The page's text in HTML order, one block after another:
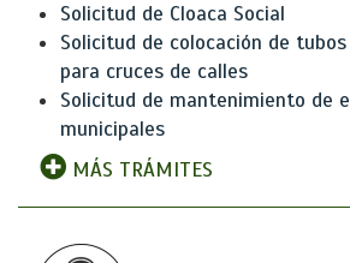
Solicitud de Cloaca Social
Solicitud de colocación de
para cruces de calles
Solicitud de mantenimiento de
municipales
MÁS TRÁMITES